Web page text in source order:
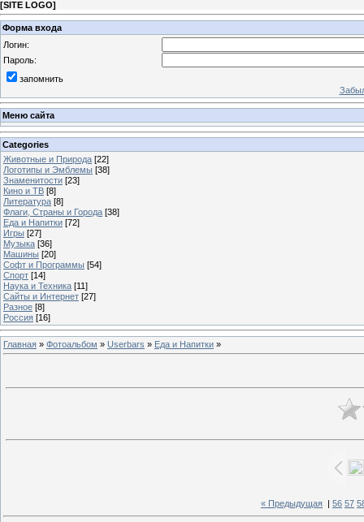
[SITE LOGO]
Форма входа
Логин:
Пароль:
запомнить
Меню сайта
Categories
Животные и Природа [22]
Логотипы и Эмблемы [38]
Знаменитости [23]
Кино и ТВ [8]
Литература [8]
Флаги, Страны и Города [38]
Еда и Напитки [72]
Игры [27]
Музыка [36]
Машины [20]
Софт и Программы [54]
Спорт [14]
Наука и Техника [11]
Сайты и Интернет [27]
Разное [8]
Россия [16]
Главная » Фотоальбом » Userbars » Еда и Напитки »
« Предыдущая 56 57